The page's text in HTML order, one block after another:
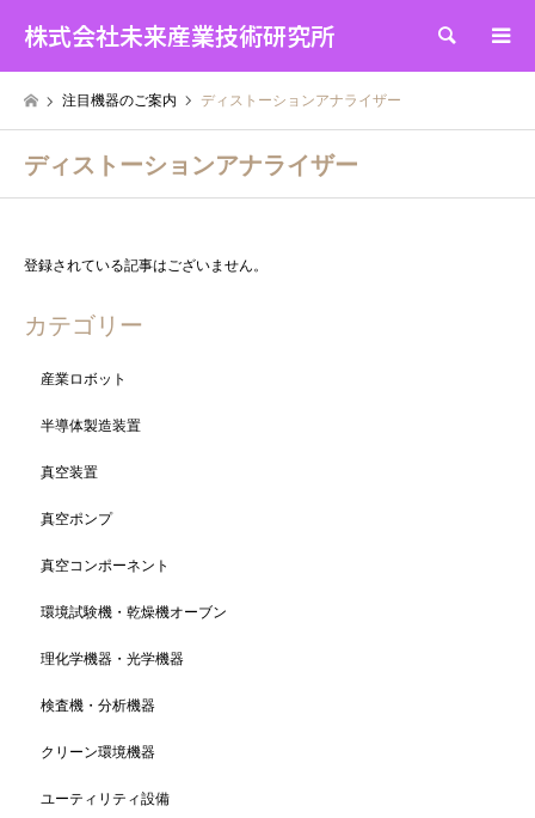
株式会社未来産業技術研究所 検索
注目機器のご案内 ディストーションアナライザー
ディストーションアナライザー
登録されている記事はございません。
カテゴリー
産業ロボット
半導体製造装置
真空装置
真空ポンプ
真空コンポーネント
環境試験機・乾燥機オーブン
理化学機器・光学機器
検査機・分析機器
クリーン環境機器
ユーティリティ設備